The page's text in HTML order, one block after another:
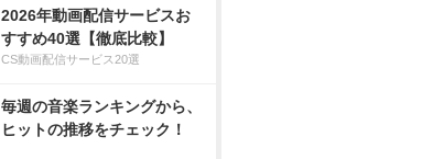
2026年動画配信サービスお
すすめ40選【徹底比較】
CS動画配信サービス20選
毎週の音楽ランキングから、
ヒットの推移をチェック！